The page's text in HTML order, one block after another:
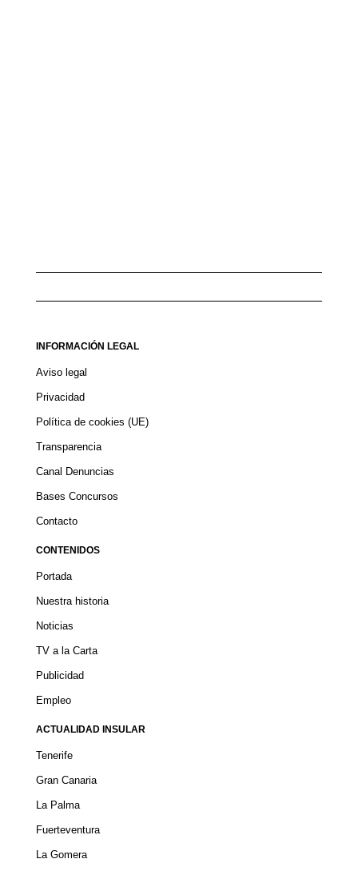
INFORMACIÓN LEGAL
Aviso legal
Privacidad
Política de cookies (UE)
Transparencia
Canal Denuncias
Bases Concursos
Contacto
CONTENIDOS
Portada
Nuestra historia
Noticias
TV a la Carta
Publicidad
Empleo
ACTUALIDAD INSULAR
Tenerife
Gran Canaria
La Palma
Fuerteventura
La Gomera